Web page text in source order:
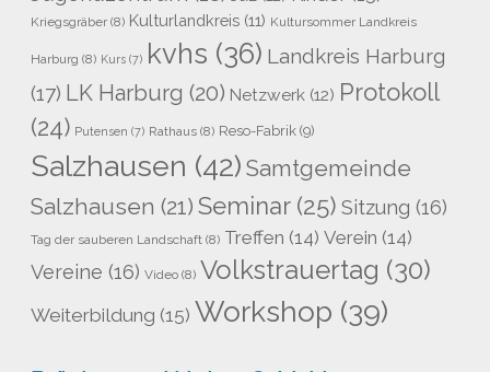
Kriegsgräber (8) Kulturlandkreis (11) Kultursommer Landkreis
Harburg (8) Kurs (7) kvhs (36) Landkreis Harburg
(17) LK Harburg (20) Netzwerk (12) Protokoll
(24) Putensen (7) Rathaus (8) Reso-Fabrik (9)
Salzhausen (42) Samtgemeinde
Salzhausen (21) Seminar(25) Sitzung (16)
Tag der sauberen Landschaft (8) Treffen (14) Verein (14)
Vereine (16) Video (8) Volkstrauertag (30)
Weiterbildung (15) Workshop (39)